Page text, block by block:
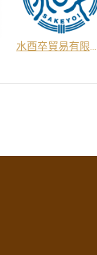
水酉卒貿易有限公司